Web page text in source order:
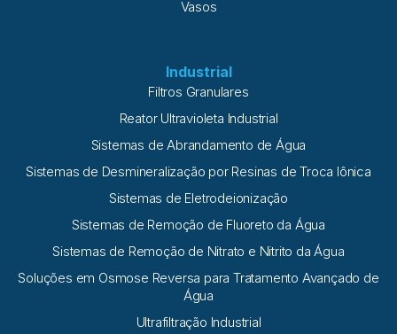
Vasos
Industrial
Filtros Granulares
Reator Ultravioleta Industrial
Sistemas de Abrandamento de Água
Sistemas de Desmineralização por Resinas de Troca Iônica
Sistemas de Eletrodeionização
Sistemas de Remoção de Fluoreto da Água
Sistemas de Remoção de Nitrato e Nitrito da Água
Soluções em Osmose Reversa para Tratamento Avançado de
Água
Ultrafiltração Industrial